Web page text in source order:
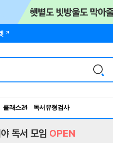
클래스24
독서유형검사
RBTI Lab
독서 모임 OPEN